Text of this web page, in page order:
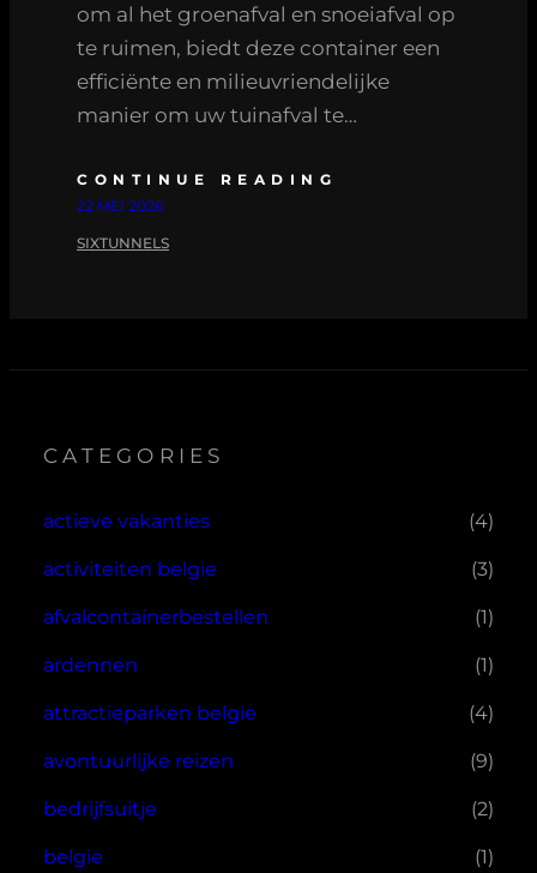
om al het groenafval en snoeiafval op
te ruimen, biedt deze container een
efficiënte en milieuvriendelijke
manier om uw tuinafval te…
CONTINUE READING
22 MEI 2026
SIXTUNNELS
CATEGORIES
actieve vakanties (4)
activiteiten belgie (3)
afvalcontainerbestellen (1)
ardennen (1)
attractieparken belgie (4)
avontuurlijke reizen (9)
bedrijfsuitje (2)
belgie (1)